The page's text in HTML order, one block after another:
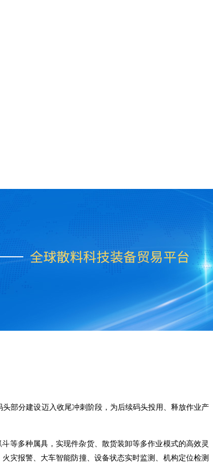
部分建设迈入收尾冲刺阶段，为后续码头投用、释放作业产
等多种属具，实现件杂货、散货装卸等多作业模式的高效灵
灾报警、大车智能防撞、设备状态实时监测、机构定位检测